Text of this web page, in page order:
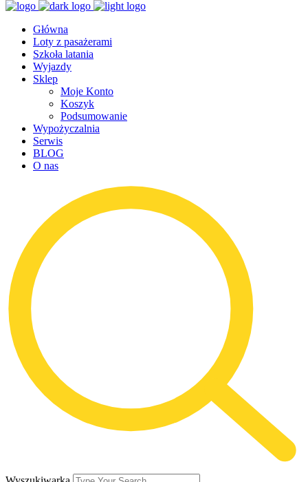
Główna
Loty z pasażerami
Szkoła latania
Wyjazdy
Sklep
Moje Konto
Koszyk
Podsumowanie
Wypożyczalnia
Serwis
BLOG
O nas